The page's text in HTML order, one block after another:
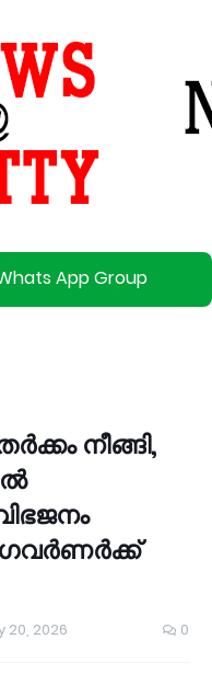
App Group
നീങ്ങി,
ഗവർണർക്ക്
20, 2026 0